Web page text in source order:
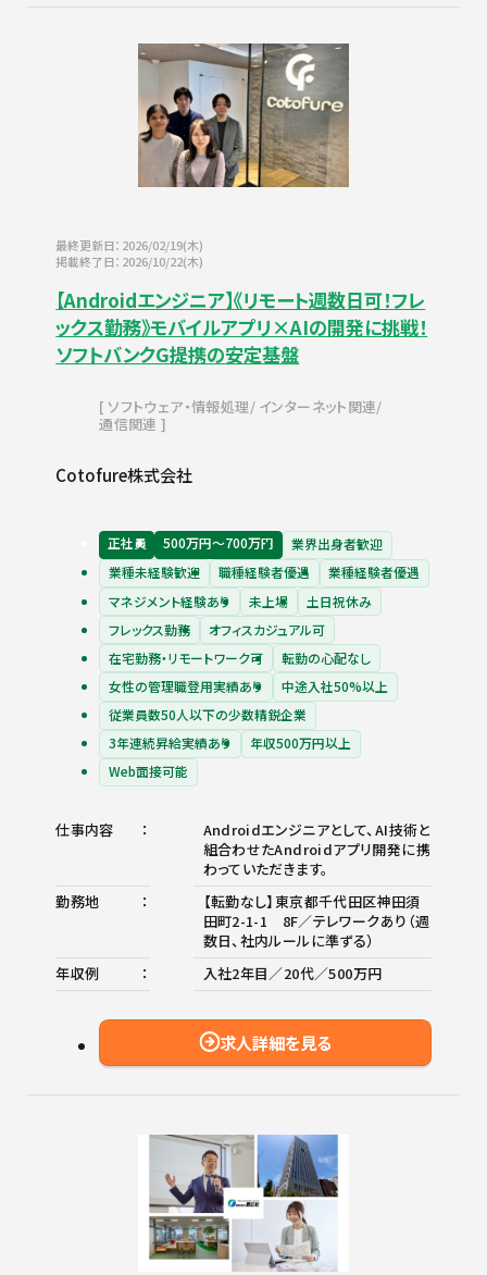
最終更新日：2026/02/19(木)
掲載終了日：2026/10/22(木)
【Androidエンジニア】《リモート週数日可！フレ
ックス勤務》モバイルアプリ×AIの開発に挑戦！
ソフトバンクG提携の安定基盤
ソフトウェア・情報処理 インターネット関連
通信関連
Cotofure株式会社
正社員 500万円〜700万円
業界出身者歓迎
業種未経験歓迎
職種経験者優遇
業種経験者優遇
マネジメント経験あり
未上場
土日祝休み
フレックス勤務
オフィスカジュアル可
在宅勤務・リモートワーク可
転勤の心配なし
女性の管理職登用実績あり
中途入社50%以上
従業員数50人以下の少数精鋭企業
3年連続昇給実績あり
年収500万円以上
Web面接可能
仕事内容
Androidエンジニアとして、AI技術と
組合わせたAndroidアプリ開発に携
わっていただきます。
勤務地
【転勤なし】東京都千代田区神田須
田町2-1-1 8F／テレワークあり（週
数日、社内ルールに準ずる）
年収例
入社2年目／20代／500万円
求人詳細を見る